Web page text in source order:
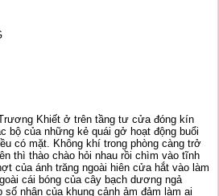
Khiết ở trên tầng tư cửa đóng kín
bộ của những kẻ quái gở hoạt động buổi
có mặt. Không khí trong phòng càng trở
thì thào chào hỏi nhau rồi chìm vào tĩnh
của ánh trăng ngoài hiên cửa hắt vào làm
cái bóng của cây bạch dương ngả
nhân của khung cảnh ảm đảm làm ai